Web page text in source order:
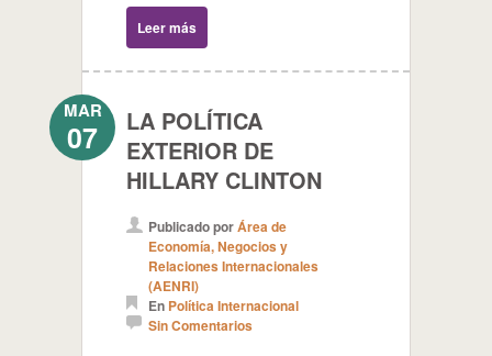
Leer más
MAR
07
LA POLÍTICA
EXTERIOR DE
HILLARY CLINTON
Publicado porÁrea de
Economía, Negocios y
Relaciones Internacionales
(AENRI)
En Política Internacional
Sin Comentarios